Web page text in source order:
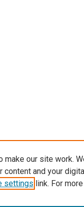
make our site work.
and your
settings link. For